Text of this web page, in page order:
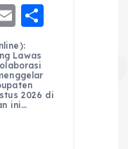
E
m
ai
l
re
Lawas
2026 di
ini…